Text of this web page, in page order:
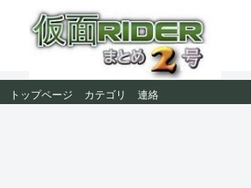
トップページ カテゴリ 連絡